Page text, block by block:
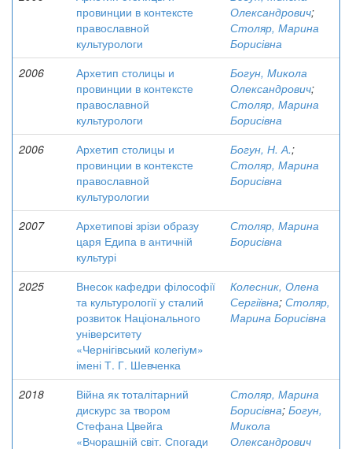
провинции в контексте
православной
культурологи
Олександрович;
Столяр, Марина
Борисівна
2006
Архетип столицы и
провинции в контексте
православной
культурологи
Богун, Микола
Олександрович;
Столяр, Марина
Борисівна
2006
Архетип столицы и
провинции в контексте
православной
культурологии
Богун, Н. А.;
Столяр, Марина
Борисівна
2007
Архетипові зрізи образу
царя Едипа в античній
культурі
Столяр, Марина
Борисівна
2025
Внесок кафедри філософії
та культурології у сталий
розвиток Національного
університету
«Чернігівський колегіум»
імені Т. Г. Шевченка
Колесник, Олена
Сергіївна; Столяр,
Марина Борисівна
2018
Війна як тоталітарний
дискурс за твором
Стефана Цвейга
«Вчорашній світ. Спогади
Столяр, Марина
Борисівна; Богун,
Микола
Олександрович